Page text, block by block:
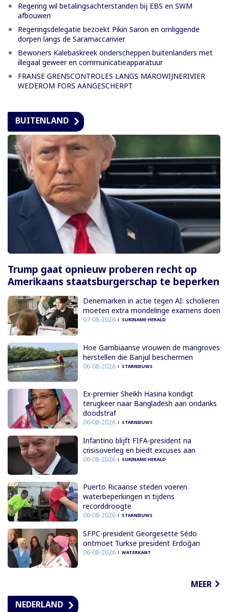
Regering wil betalingsachterstanden bij EBS en SWM
afbouwen
Regeringsdelegatie bezoekt Pikin Saron en omliggende
dorpen langs de Saramaccarivier
Bewoners Kalebaskreek onderscheppen buitenlanders met
illegaal geweer en communicatieapparatuur
FRANSE GRENSCONTROLES LANGS MAROWIJNERIVIER
WEDEROM FORS AANGESCHERPT
BUITENLAND
Trump gaat opnieuw proberen recht op
Amerikaans staatsburgerschap te beperken
Denemarken in actie tegen AI: scholieren
moeten extra mondelinge examens doen
07-08-2026 SURINAME HERALD
Hoe Gambiaanse vrouwen de mangroves
herstellen die Banjul beschermen
06-08-2026 STARNIEUWS
Ex-premier Sheikh Hasina kondigt
terugkeer naar Bangladesh aan ondanks
doodstraf
06-08-2026 STARNIEUWS
Infantino blijft FIFA-president na
crisisoverleg en biedt excuses aan
06-08-2026 SURINAME HERALD
Puerto Ricaanse steden voeren
waterbeperkingen in tijdens
recorddroogte
06-08-2026 STARNIEUWS
SFPC-president Georgesette Sédo
ontmoet Turkse president Erdoğan
06-08-2026 WATERKANT
MEER
NEDERLAND